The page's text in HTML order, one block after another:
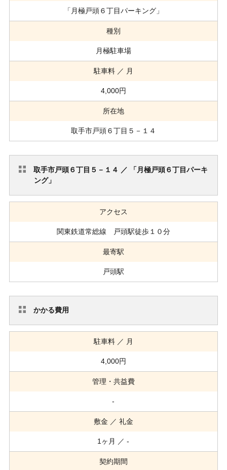
「月極戸頭６丁目パーキング」
種別
月極駐車場
駐車料 ／ 月
4,000円
所在地
取手市戸頭６丁目５－１４
取手市戸頭６丁目５－１４ ／ 「月極戸頭６丁目パーキ
ング」
アクセス
関東鉄道常総線 戸頭駅徒歩１０分
最寄駅
戸頭駅
かかる費用
駐車料 ／ 月
4,000円
管理・共益費
-
敷金 ／ 礼金
1ヶ月 ／ -
契約期間